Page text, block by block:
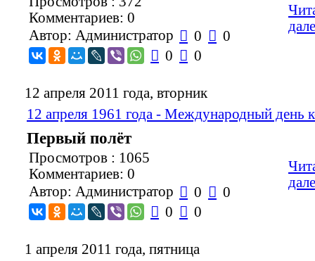
Комментариев: 0
Автор: Администратор  0  0
 0  0
12 апреля 2011 года, вторник
12 апреля 1961 года - Международный день
Первый полёт
Просмотров : 1065
Комментариев: 0
Автор: Администратор  0  0
 0  0
1 апреля 2011 года, пятница